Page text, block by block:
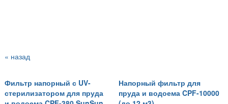
« назад
Фильтр напорный с UV-
стерилизатором для пруда
Напорный фильтр для
пруда и водоема CPF-10000